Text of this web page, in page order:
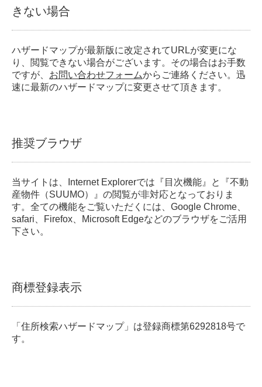
きない場合
ハザードマップが最新版に改定されてURLが変更にな
り、閲覧できない場合がございます。その場合はお手数
ですが、 お問い合わせフォームからご連絡ください。迅
速に最新のハザードマップに変更させて頂きます。
推奨ブラウザ
当サイトは、Internet Explorerでは『目次機能』と『不動
産物件（SUUMO）』の閲覧が非対応となっておりま
す。全ての機能をご覧いただくには、Google Chrome、
safari、Firefox、Microsoft Edgeなどのブラウザをご活用
下さい。
商標登録表示
「住所検索ハザードマップ」は登録商標第6292818号で
す。